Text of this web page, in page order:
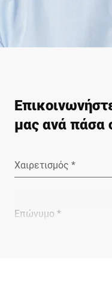
μας ανά πάσα
Χαιρετισμός *
Επώνυμο *